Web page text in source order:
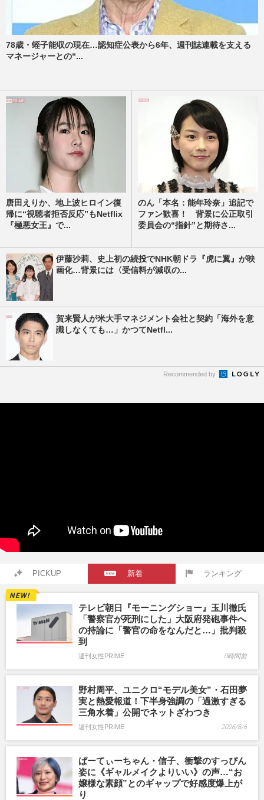
78歳・蛭子能収の現在…認知症公表から6年、週刊誌連載を支える
マネージャーとの“...
唐田えりか、地上波ヒロイン復
帰に“視聴者拒否反応”もNetflix
『極悪女王』で...
のん「本名：能年玲奈」追記で
ファン歓喜！ 背景に公正取引
委員会の“指針”と期待さ...
伊藤沙莉、史上初の続投でNHK朝ドラ『虎に翼』が映
画化…背景には〈受信料が減収の...
賀来賢人が米大手マネジメント会社と契約「海外を意
識しなくても…」かつてNetfl...
Recommended by
PICKUP 新着 ランキング
テレビ朝日『モーニングショー』玉川徹氏
「警察官が死刑にした」大阪府発砲事件へ
の持論に「警官の命をなんだと…」批判殺
到
週刊女性PRIME 0時間前
野村周平、ユニクロ“モデル美女”・石田夢
実と熱愛報道！下半身強調の「過激すぎる
三角水着」公開でネットざわつき
週刊女性PRIME 2026/8/6
ぱーてぃーちゃん・信子、衝撃のすっぴん
姿に《ギャルメイクよりいい》の声…“お
嬢様な素顔”とのギャップで好感度爆上が
り